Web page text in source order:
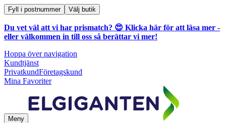
Fyll i postnummer Välj butik
Du vet väl att vi har prismatch? 😍 Klicka här för att läsa mer -
eller välkommen in till oss så berättar vi mer!
Hoppa över navigation
Kundtjänst
PrivatkundFöretagskund
Mina Favoriter
Meny